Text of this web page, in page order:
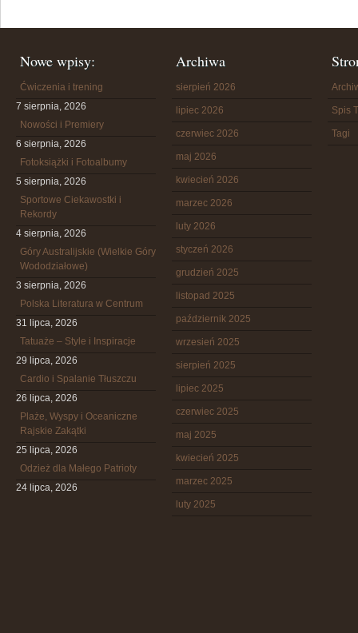
Nowe wpisy:
Ćwiczenia i trening
7 sierpnia, 2026
Nowości i Premiery
6 sierpnia, 2026
Fotoksiążki i Fotoalbumy
5 sierpnia, 2026
Sportowe Ciekawostki i
Rekordy
4 sierpnia, 2026
Góry Australijskie (Wielkie Góry
Wododziałowe)
3 sierpnia, 2026
Polska Literatura w Centrum
31 lipca, 2026
Tatuaże – Style i Inspiracje
29 lipca, 2026
Cardio i Spalanie Tłuszczu
26 lipca, 2026
Plaże, Wyspy i Oceaniczne
Rajskie Zakątki
25 lipca, 2026
Odzież dla Małego Patrioty
24 lipca, 2026
Archiwa
sierpień 2026
lipiec 2026
czerwiec 2026
maj 2026
kwiecień 2026
marzec 2026
luty 2026
styczeń 2026
grudzień 2025
listopad 2025
październik 2025
wrzesień 2025
sierpień 2025
lipiec 2025
czerwiec 2025
maj 2025
kwiecień 2025
marzec 2025
luty 2025
Spis
Tagi